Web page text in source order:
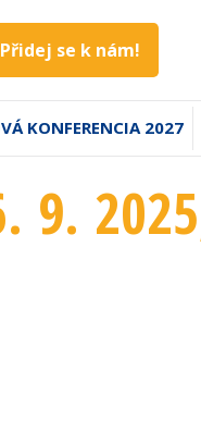
Přidej se k nám!
KONFERENCIA 2027
9. 2025